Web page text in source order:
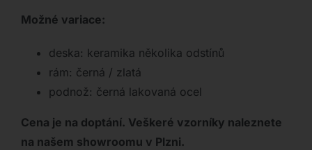
Možné variace:
deska: keramika několika odstínů
rám: černá / zlatá
podnož: černá lakovaná ocel
Cena je na doptání. Veškeré vzorníky naleznete
na našem showroomu v Plzni.